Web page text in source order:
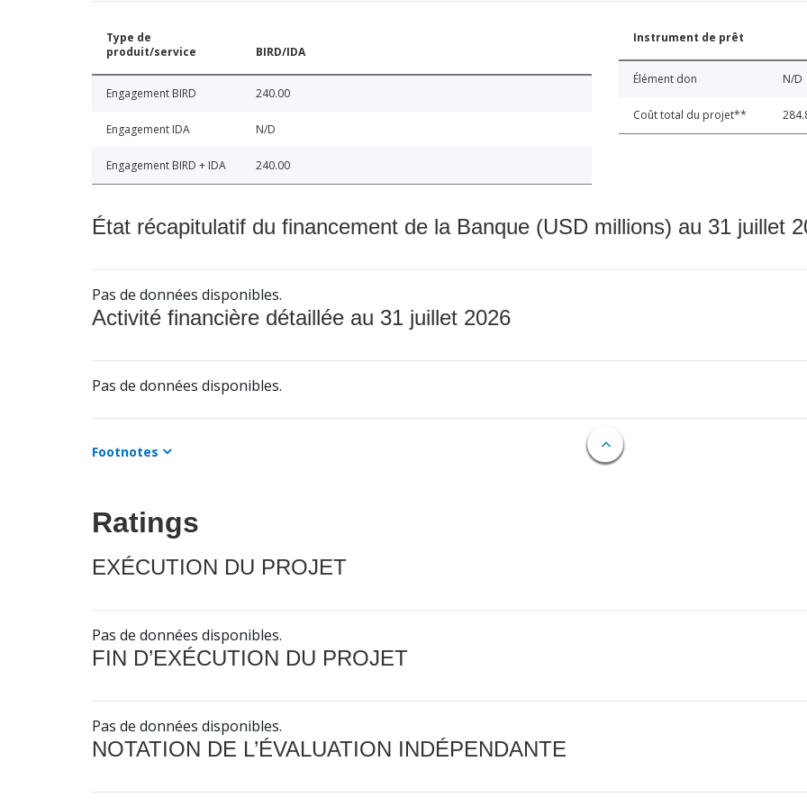
Type de
produit/service
BIRD/IDA
Engagement BIRD 240.00
Engagement IDA N/D
Engagement BIRD + IDA 240.00
Instrument de prêt
Élément don N/D
Coût total du projet**
État récapitulatif du financement de la Banque (USD millions) au 31 juillet
Pas de données disponibles.
Activité financière détaillée au 31 juillet 2026
Pas de données disponibles.
Footnotes
Ratings
EXÉCUTION DU PROJET
Pas de données disponibles.
FIN D’EXÉCUTION DU PROJET
Pas de données disponibles.
NOTATION DE L’ÉVALUATION INDÉPENDANTE